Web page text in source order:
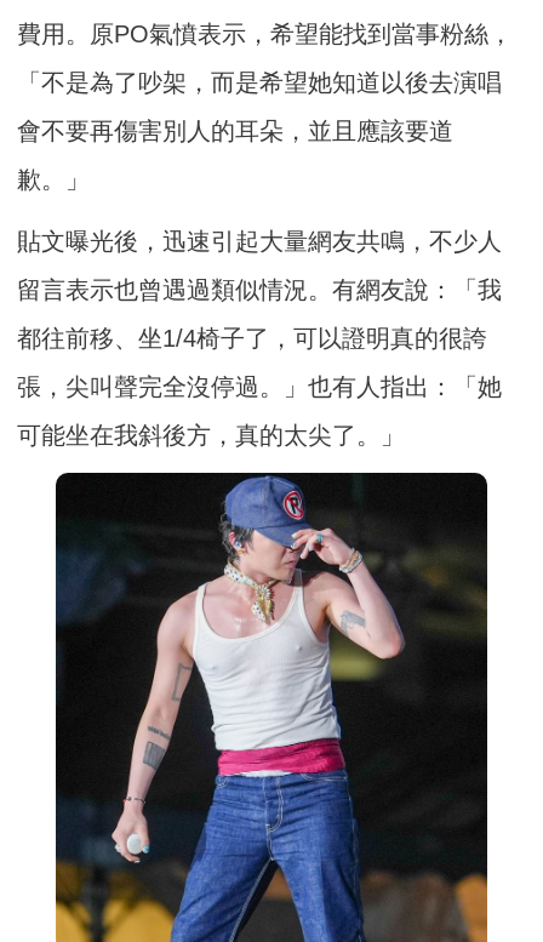
費用。原PO氣憤表示，希望能找到當事粉絲，
「不是為了吵架，而是希望她知道以後去演唱
會不要再傷害別人的耳朵，並且應該要道
歉。」
貼文曝光後，迅速引起大量網友共鳴，不少人
留言表示也曾遇過類似情況。有網友說：「我
都往前移、坐1/4椅子了，可以證明真的很誇
張，尖叫聲完全沒停過。」也有人指出：「她
可能坐在我斜後方，真的太尖了。」